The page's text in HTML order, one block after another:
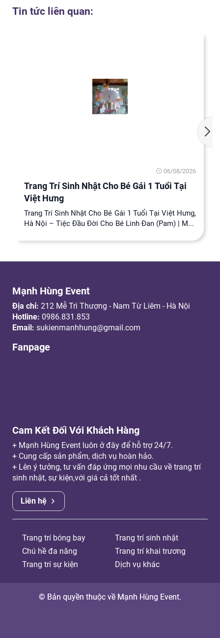
Tin tức liên quan:
06/08/2026
Trang Trí Sinh Nhật Cho Bé Gái 1 Tuổi Tại
Việt Hưng
Trang Trí Sinh Nhật Cho Bé Gái 1 Tuổi Tại Việt Hưng,
Hà Nội – Tiệc Đầu Đời Cho Bé Linh Đan (Pam) | M...
Mạnh Hùng Event
Địa chỉ: 212 Mễ Trì Thượng - Nam Từ Liêm - Hà Nội
Hotline: 0986.831.853
Email: sukienmanhhung@gmail.com
Fanpage
Cam Kết Đối Với Khách Hàng
+ Mạnh Hùng Event luôn ở đây để hỗ trợ 24/7.
+ Cung cấp sản phẩm, dịch vụ hoàn hảo.
+ Lên ý tưởng, tư vấn đáp ứng mọi nhu cầu về trang trí
sinh nhật, sự kiện,với giá cả tốt nhất .
Liên hệ
Trang trí bóng bay
Trang trí sinh nhật
Chú hề đa năng
Trang trí khai trương
Trang trí sự kiện
Dịch vụ khác
© Bản quyền thuộc về Mạnh Hùng Event.